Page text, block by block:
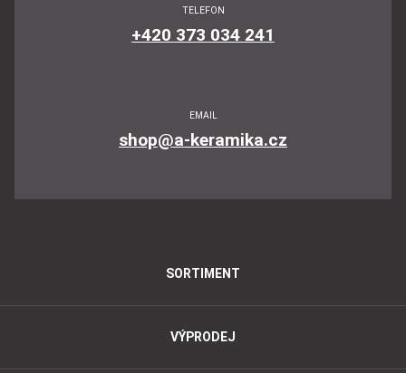
TELEFON
+420 373 034 241
EMAIL
shop@a-keramika.cz
SORTIMENT
VÝPRODEJ